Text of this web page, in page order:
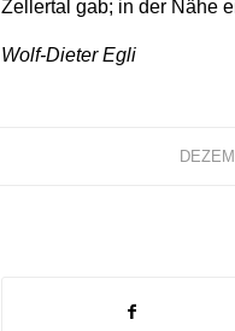
Zellertal gab; in der Nähe
Wolf-Dieter Egli